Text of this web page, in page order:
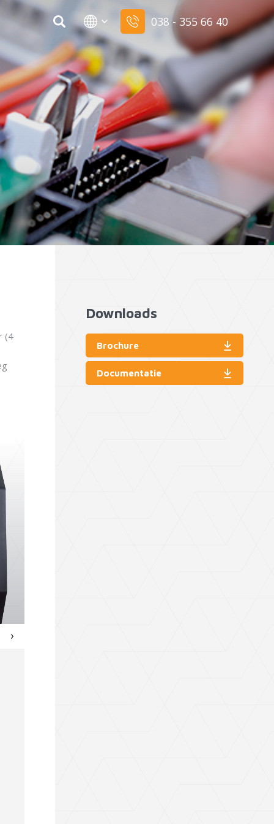
038 - 355 66 40
(4
Downloads
Brochure
Documentatie